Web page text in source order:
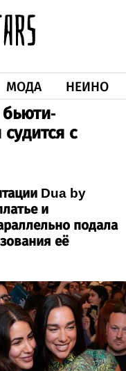
МОДА НЕИНО
ДРУГОЕ
с
Dua by
и
подала
её